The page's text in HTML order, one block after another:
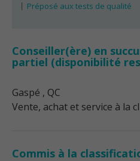
Préposé aux tests de qualité
Conseiller(ère) en
partiel (disponibilité
Gaspé , QC
Vente, achat et service à la
Commis à la